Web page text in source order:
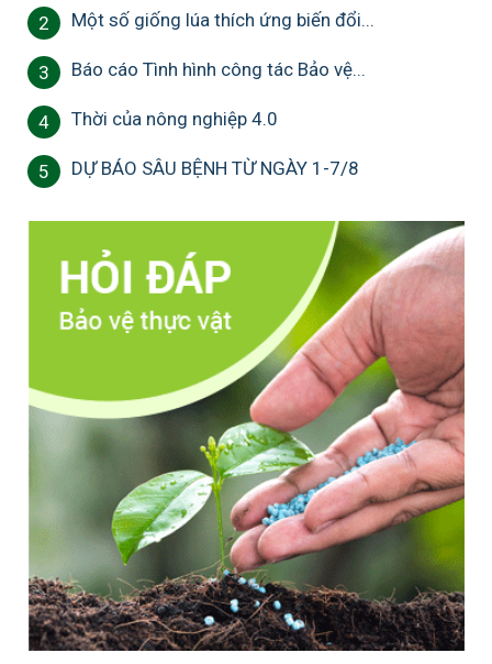
2 Một số giống lúa thích ứng biến đổi...
3 Báo cáo Tình hình công tác Bảo vệ...
4 Thời của nông nghiệp 4.0
5 DỰ BÁO SÂU BỆNH TỪ NGÀY 1-7/8